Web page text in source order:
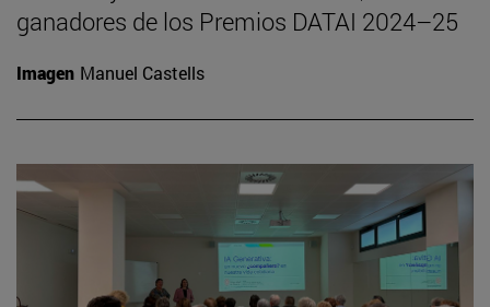
ganadores de los Premios DATAI 2024–25
Imagen Manuel Castells